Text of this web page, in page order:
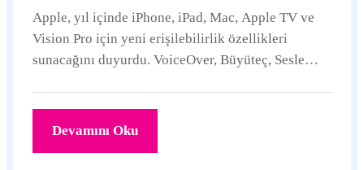
Apple, yıl içinde iPhone, iPad, Mac, Apple TV ve
Vision Pro için yeni erişilebilirlik özellikleri
sunacağını duyurdu. VoiceOver, Büyüteç, Sesle
tekerlekli sandalye kontrolü de geliyor.
Devamını Oku